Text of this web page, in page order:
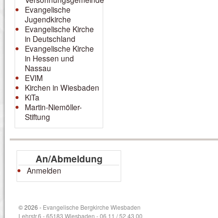
Evangelische
Jugendkirche
Evangelische Kirche
in Deutschland
Evangelische Kirche
in Hessen und
Nassau
EVIM
Kirchen in Wiesbaden
KiTa
Martin-Niemöller-
Stiftung
An/Abmeldung
Anmelden
© 2026 - Evangelische Bergkirche Wiesbaden
Lehrstr.6 - 65183 Wiesbaden - 06 11 / 52 43 00